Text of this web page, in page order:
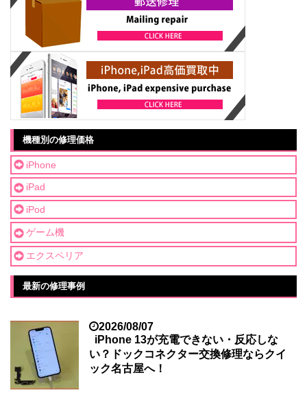
機種別の修理価格
iPhone
iPad
iPod
ゲーム機
エクスペリア
最新の修理事例
2026/08/07
iPhone 13が充電できない・反応しな
い？ドックコネクター交換修理ならクイ
ック名古屋へ！